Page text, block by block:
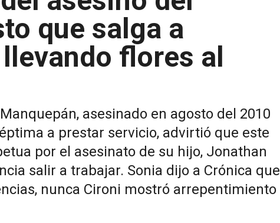
que salga a
flores al
asesinado en agosto del 2010
a prestar servicio, advirtió que este
por el asesinato de su hijo, Jonathan
salir a trabajar. Sonia dijo a Crónica que
nunca Cironi mostró arrepentimiento